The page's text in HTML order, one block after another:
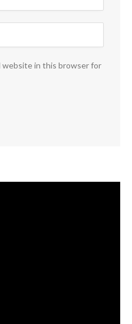
website in this browser for